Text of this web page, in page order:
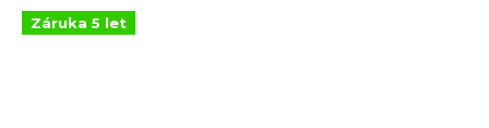
Záruka 5 let